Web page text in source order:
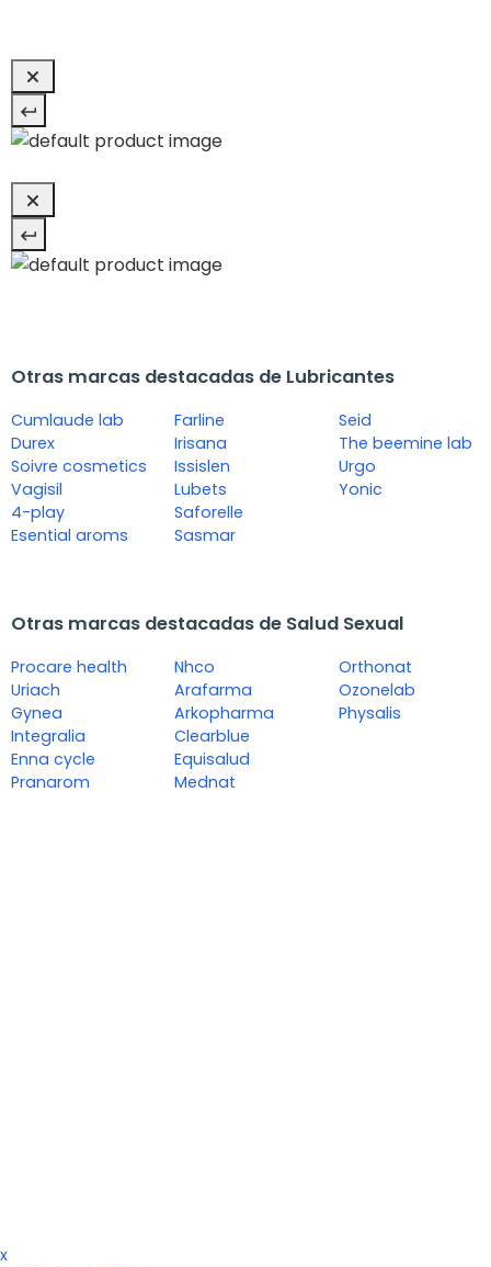
Otras marcas destacadas de Lubricantes
Cumlaude lab
Durex
Soivre cosmetics
Vagisil
4-play
Esential aroms
Farline
Irisana
Issislen
Lubets
Saforelle
Sasmar
Seid
The beemine lab
Urgo
Yonic
Otras marcas destacadas de Salud Sexual
Procare health
Uriach
Gynea
Integralia
Enna cycle
Pranarom
Nhco
Arafarma
Arkopharma
Clearblue
Equisalud
Mednat
Orthonat
Ozonelab
Physalis
x